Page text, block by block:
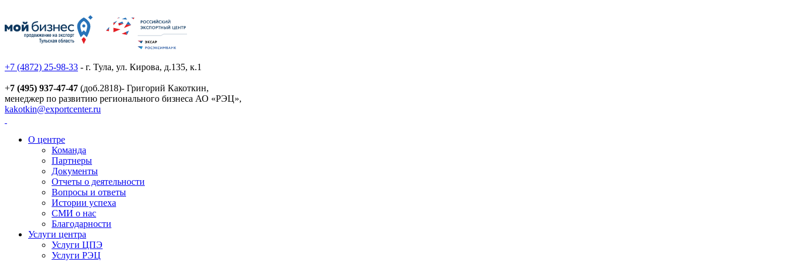
+7 (4872) 25-98-33 - г. Тула, ул. Кирова, д.135, к.1
+7 (495) 937-47-47 (доб.2818)- Григорий Какоткин,
менеджер по развитию регионального бизнеса АО «РЭЦ»,
kakotkin@exportcenter.ru
О центре
Команда
Партнеры
Документы
Отчеты о деятельности
Вопросы и ответы
Истории успеха
СМИ о нас
Благодарности
Услуги центра
Услуги ЦПЭ
Услуги РЭЦ